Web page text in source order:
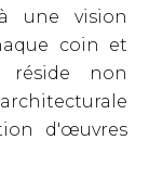
une vision
coin et
réside non
d'œuvres